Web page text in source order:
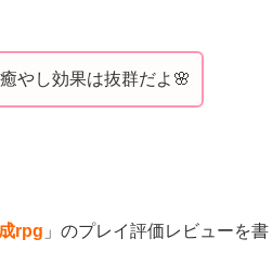
やし効果は抜群だよ🌸
rpg 」のプレイ評価レビューを書